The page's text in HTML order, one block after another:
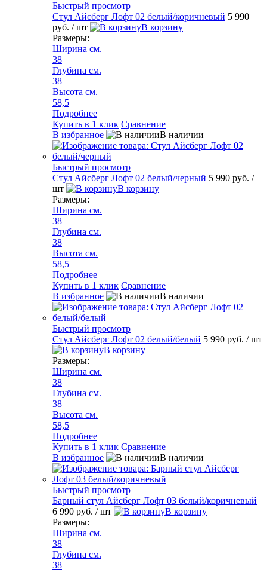
Быстрый просмотр
Стул Айсберг Лофт 02 белый/коричневый 5 990
руб. / шт
В корзину
Размеры:
Ширина см.
38
Глубина см.
38
Высота см.
58,5
Подробнее
Купить в 1 клик Сравнение
В избранное
В наличии
Быстрый просмотр
Стул Айсберг Лофт 02 белый/черный 5 990 руб. /
шт
В корзину
Размеры:
Ширина см.
38
Глубина см.
38
Высота см.
58,5
Подробнее
Купить в 1 клик Сравнение
В избранное
В наличии
Быстрый просмотр
Стул Айсберг Лофт 02 белый/белый 5 990 руб. / шт
В корзину
Размеры:
Ширина см.
38
Глубина см.
38
Высота см.
58,5
Подробнее
Купить в 1 клик Сравнение
В избранное
В наличии
Быстрый просмотр
Барный стул Айсберг Лофт 03 белый/коричневый
6 990 руб. / шт
В корзину
Размеры:
Ширина см.
38
Глубина см.
38